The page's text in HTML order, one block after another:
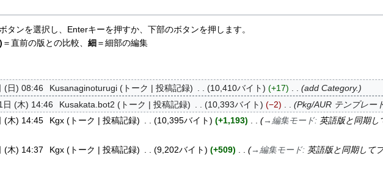
タンを選択し、Enterキーを押すか、下部のボタンを押します。
＝直前の版との比較、 細＝細部の編集
(日) 08:46 Kusanaginoturugi トーク 投稿記録 10,410バイト +17
add Category.
日 (木) 14:46 Kusakata.bot2 トーク 投稿記録 10,393バイト −2
Pkg/AUR テンプレー
(木) 14:45 Kgx トーク 投稿記録 10,395バイト +1,193 → 編集モード: 英語版と同期し
(木) 14:37 Kgx トーク 投稿記録 9,202バイト +509 →編集モード: 英語版と同期して